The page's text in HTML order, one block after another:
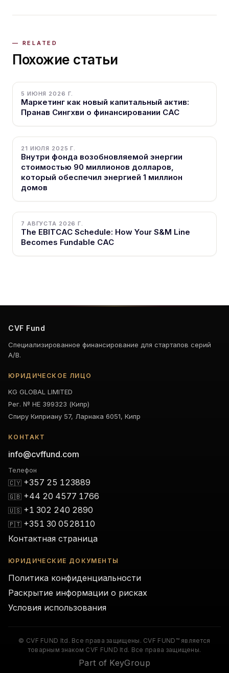
Похожие статьи
5 ИЮНЯ 2026 Г.
Маркетинг как новый капитальный актив:
Пранав Сингхви о финансировании CAC
21 ИЮЛЯ 2025 Г.
Внутри фонда возобновляемой энергии
стоимостью 90 миллионов долларов,
который обеспечил энергией 1 миллион
домов
7 АВГУСТА 2026 Г.
The EBITCAC Schedule: How Your S&M Line
Becomes Fundable CAC
CVF Fund
Специализированное финансирование для стартапов серий
A/B.
ЮРИДИЧЕСКОЕ ЛИЦО
KG GLOBAL LIMITED
Рег. № HE 399323 (Кипр)
Спиру Киприану 57, Ларнака 6051, Кипр
КОНТАКТ
info@cvffund.com
Телефон
🇨🇾 +357 25 123889
🇬🇧 +44 20 4577 1766
🇺🇸 +1 302 240 2890
🇵🇹 +351 30 0528110
Контактная страница
ЮРИДИЧЕСКИЕ ДОКУМЕНТЫ
Политика конфиденциальности
Раскрытие информации о рисках
Условия использования
© CVF FUND ltd. Все права защищены. CVF FUND™ является
товарным знаком CVF FUND ltd. Все права защищены.
Part of KeyGroup